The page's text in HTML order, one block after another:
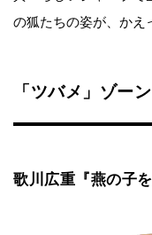
の狐たちの姿が、かえ
「ツバメ」ゾーン
歌川広重『燕の子